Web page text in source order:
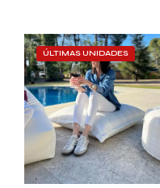
ÚLTIMAS UNIDADES